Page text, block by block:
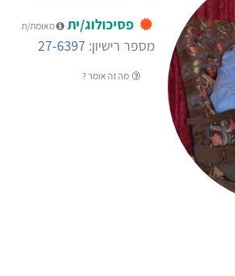
פסיכולוג/ית מאומת/ת
מספר רישיון: 27-6397
מה זה אומר ?